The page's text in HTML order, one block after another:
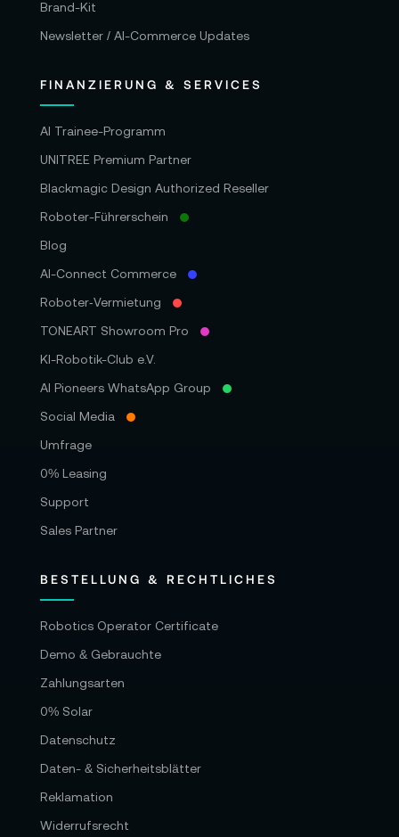
Brand-Kit
Newsletter / AI-Commerce Updates
FINANZIERUNG & SERVICES
AI Trainee-Programm
UNITREE Premium Partner
Blackmagic Design Authorized Reseller
Roboter-Führerschein
Blog
AI-Connect Commerce
Roboter‑Vermietung
TONEART Showroom Pro
KI-Robotik-Club e.V.
AI Pioneers WhatsApp Group
Social Media
Umfrage
0% Leasing
Support
Sales Partner
BESTELLUNG & RECHTLICHES
Robotics Operator Certificate
Demo & Gebrauchte
Zahlungsarten
0% Solar
Datenschutz
Daten- & Sicherheitsblätter
Reklamation
Widerrufsrecht